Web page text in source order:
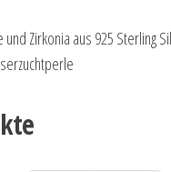
Zirkonia aus 925 Sterling